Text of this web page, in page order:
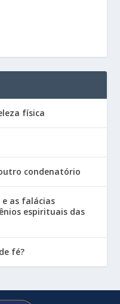
física
condenatório
as falácias
espirituais das
fé?